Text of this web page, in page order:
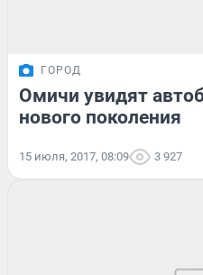
ГОРОД
Омичи увидят
нового поколения
15 июля, 2017, 08:09 3 927